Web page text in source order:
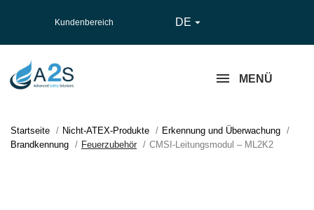
Kundenbereich DE 
MENÜ
Startseite Nicht-ATEX-Produkte
Erkennung und Überwachung
Brandkennung
Feuerzubehör CMSI-Leitungsmodul – ML2K2